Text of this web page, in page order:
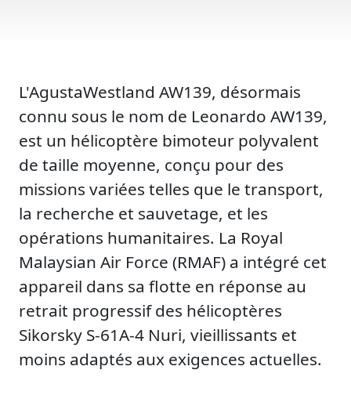
L'AgustaWestland AW139, désormais
connu sous le nom de Leonardo AW139,
est un hélicoptère bimoteur polyvalent
de taille moyenne, conçu pour des
missions variées telles que le transport,
la recherche et sauvetage, et les
opérations humanitaires. La Royal
Malaysian Air Force (RMAF) a intégré cet
appareil dans sa flotte en réponse au
retrait progressif des hélicoptères
Sikorsky S-61A-4 Nuri, vieillissants et
moins adaptés aux exigences actuelles.